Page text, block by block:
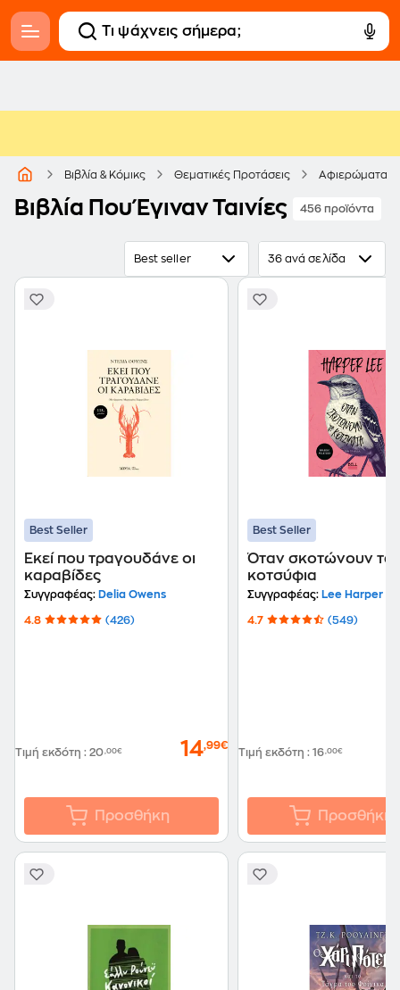
Βιβλία & Κόμικς Θεματικές Προτάσεις Αφιερώματα
Βιβλία Που Έγιναν Ταινίες 456 προϊόντα
Best seller 36 ανά σελίδα
Best Seller
Εκεί που τραγουδάνε οι
καραβίδες
Συγγραφέας: Delia Owens
4.8 (426)
Τιμή εκδότη : 20,00€ 14,99€
Προσθήκη
Best Seller
Όταν σκοτώνουν τα
κοτσύφια
Συγγραφέας: Lee Harper
4.7 (549)
Τιμή εκδότη : 16,00€
Προσθήκη